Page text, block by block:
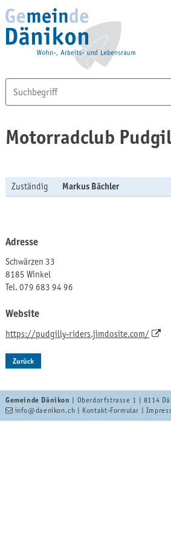
Motorradclub
Zuständig Markus Bächler
Adresse
Schwärzen 33
8185 Winkel
Tel. 079 683 94 96
Website
https://pudgilly-riders.jimdosite.com/
Zurück
Gemeinde Dänikon | Oberdorfstrasse 1 | 8114
info@daenikon.ch Kontakt-Formular